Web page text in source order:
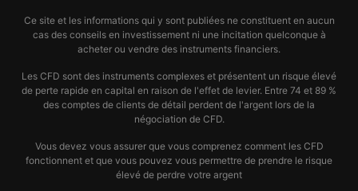
Ce site et les informations qui y sont publiées ne constituent en aucun
cas des conseils en investissement ni une incitation quelconque à
acheter ou vendre des instruments financiers.
Les CFD sont des instruments complexes et présentent un risque élevé
de perte rapide en capital en raison de l'effet de levier. Entre 74 et 89 %
des comptes de clients de détail perdent de l'argent lors de la
négociation de CFD.
Vous devez vous assurer que vous comprenez comment les CFD
fonctionnent et que vous pouvez vous permettre de prendre le risque
élevé de perdre votre argent